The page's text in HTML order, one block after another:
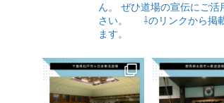
ん。
ぜひ道場の宣伝にご活
さい。
⇩のリンクから掲
ます。